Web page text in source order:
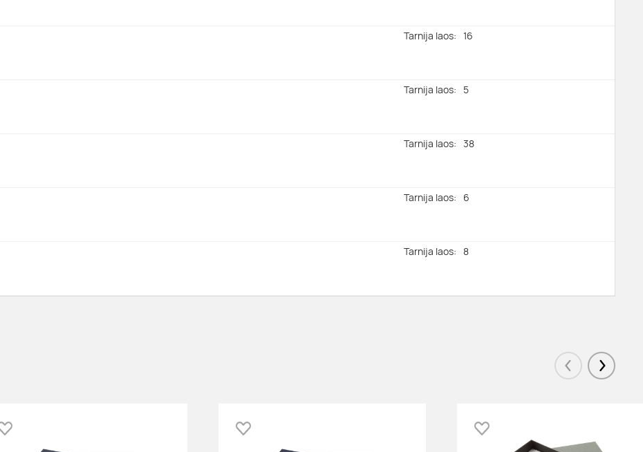
Tarnija laos: 16
Tarnija laos: 5
Tarnija laos: 38
Tarnija laos: 6
Tarnija laos: 8
Eelmised
Lisa lemmikuks Lisa lemmikuks Lisa lemmikuks